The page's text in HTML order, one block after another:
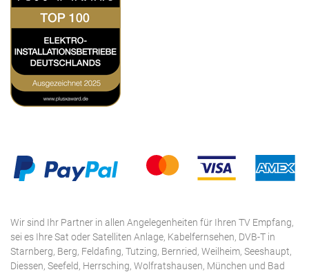
Wir sind Ihr Partner in allen Angelegenheiten für Ihren TV Empfang,
sei es Ihre Sat oder Satelliten Anlage, Kabelfernsehen, DVB-T in
Starnberg, Berg, Feldafing, Tutzing, Bernried, Weilheim, Seeshaupt,
Diessen, Seefeld, Herrsching, Wolfratshausen, München und Bad